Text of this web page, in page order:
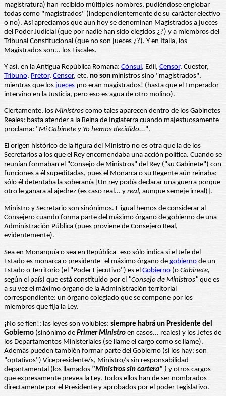
magistratura) han recibido múltiples nombres, pudiéndose englobar
todas como "magistrados" (independientemente de su carácter electivo
o no). Así apreciamos que aun hoy se denominan Magistrados a jueces
del Poder Judicial (que por nadie han sido elegidos ¿?) y a miembros del
Tribunal Constitucional (que no son jueces ¿?). Y en Italia, los
Magistrados son... los Fiscales.
Y así, en la Antigua República Romana: Cónsul , Edil, Censor, Cuestor,
Tribuno, Pretor, Censor, etc. no son ministros sino "magistrados",
mientras que los jueces ¡no eran magistrados! (hasta que el Emperador
intervino en la Justicia, pero eso es agua de otro molino).
Ciertamente, los Ministros como tales aparecen dentro de los Gabinetes
Reales: basta atender a la Reina de Inglaterra cuando majestuosamente
proclama: "Mi Gabinete y Yo hemos decidido...".
El origen histórico de la figura del Ministro no es otra que la de los
Secretarios a los que el Rey encomendaba una acción política. Cuando se
reunían formaban el "Consejo de Ministros" del Rey ("su Gabinete") con
funciones a él supeditadas, pues el Monarca o su Regente aún reinaba:
sólo él detentaba la soberanía [Un rey podía declarar una guerra porque
otro le ganara al ajedrez (es caso real... y real, aunque semeje irreal)].
Ministro y Secretario son sinónimos. E igual hemos de considerar al
Consejero cuando forma parte del máximo órgano de gobierno de una
Administración Pública (pues proviene de Consejero Real,
evidentemente).
Sea en Monarquía o sea en República -eso sólo indica si el Jefe del
Estado es monarca o presidente- el máximo órgano de gobierno de un
Estado o Territorio (el "Poder Ejecutivo") es el Gobierno (o Gabinete,
según el país) que está constituido por el "Consejo de Ministros" que es
a su vez el máximo órgano de la Administración territorial
correspondiente: un órgano colegiado que se compone por los
miembros que fija la Ley.
¡No se fien!: las leyes son volubles: siempre habrá un Presidente del
Gobierno (sinónimo de Primer Ministro en casos... reales) y los Jefes de
los Departamentos Ministeriales (se llame el cargo como se llame).
Además pueden también formar parte del Gobierno (si los hay: son
"optativos") Vicepresidente/s, Ministro/s sin responsabilidad
departamental (los llamados "Ministros sin cartera" ) y otros cargos
que expresamente prevea la Ley. Todos ellos han de ser nombrados
directamente por el Presidente y aprobados por el poder Legislativo.